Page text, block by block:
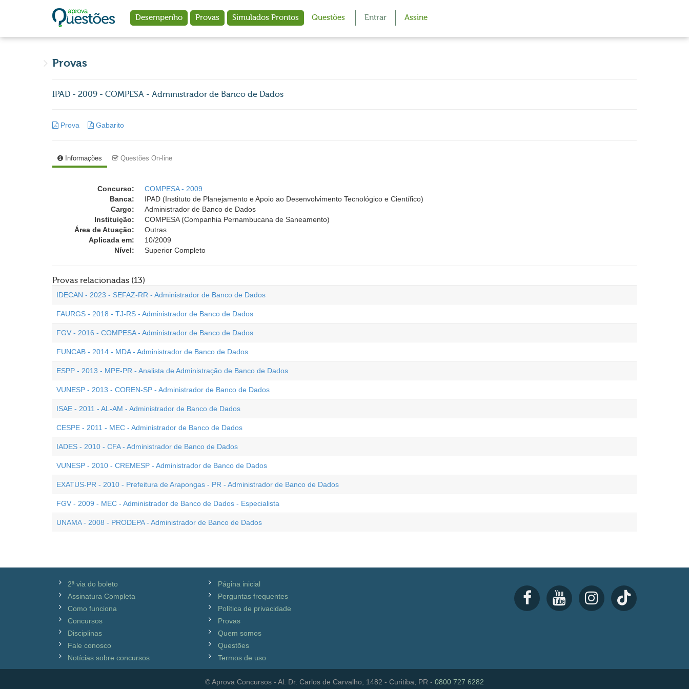
Desempenho Provas Simulados Prontos Questões Entrar Assine
Provas
IPAD - 2009 - COMPESA - Administrador de Banco de Dados
Prova Gabarito
Informações Questões On-line
Concurso:
COMPESA - 2009
Banca:
IPAD (Instituto de Planejamento e Apoio ao Desenvolvimento Tecnológico e Científico)
Cargo:
Administrador de Banco de Dados
Instituição:
COMPESA (Companhia Pernambucana de Saneamento)
Área de Atuação:
Outras
Aplicada em:
10/2009
Nível:
Superior Completo
Provas relacionadas (13)
IDECAN - 2023 - SEFAZ-RR - Administrador de Banco de Dados
FAURGS - 2018 - TJ-RS - Administrador de Banco de Dados
FGV - 2016 - COMPESA - Administrador de Banco de Dados
FUNCAB - 2014 - MDA - Administrador de Banco de Dados
ESPP - 2013 - MPE-PR - Analista de Administração de Banco de Dados
VUNESP - 2013 - COREN-SP - Administrador de Banco de Dados
ISAE - 2011 - AL-AM - Administrador de Banco de Dados
CESPE - 2011 - MEC - Administrador de Banco de Dados
IADES - 2010 - CFA - Administrador de Banco de Dados
VUNESP - 2010 - CREMESP - Administrador de Banco de Dados
EXATUS-PR - 2010 - Prefeitura de Arapongas - PR - Administrador de Banco de Dados
FGV - 2009 - MEC - Administrador de Banco de Dados - Especialista
UNAMA - 2008 - PRODEPA - Administrador de Banco de Dados
2ª via do boleto
Assinatura Completa
Como funciona
Concursos
Disciplinas
Fale conosco
Notícias sobre concursos
Página inicial
Perguntas frequentes
Política de privacidade
Provas
Quem somos
Questões
Termos de uso
© Aprova Concursos - Al. Dr. Carlos de Carvalho, 1482 - Curitiba, PR - 0800 727 6282